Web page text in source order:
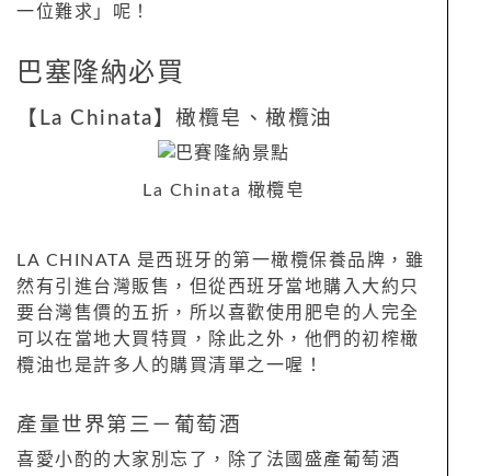
一位難求」呢！
巴塞隆納必買
【 La Chinata 】橄欖皂、橄欖油
La Chinata 橄欖皂
LA CHINATA 是西班牙的第一橄欖保養品牌，雖
然有引進台灣販售，但從西班牙當地購入大約只
要台灣售價的五折，所以喜歡使用肥皂的人完全
可以在當地大買特買，除此之外，他們的初榨橄
欖油也是許多人的購買清單之一喔！
產量世界第三－葡萄酒
喜愛小酌的大家別忘了，除了法國盛產葡萄酒